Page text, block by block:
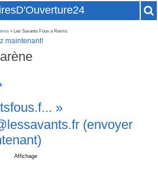
» Les Savants Fous à Reims
maintenant!
»
lessavants.fr (envoyer
Affichage